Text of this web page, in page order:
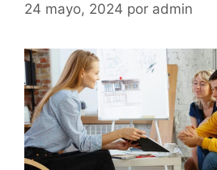
24 mayo, 2024 por admin